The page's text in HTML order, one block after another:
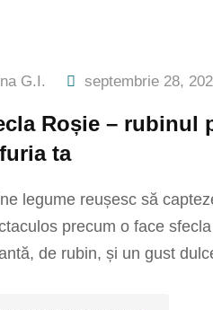
G.I. septembrie 28,
Roșie – rubinul
ta
legume reușesc să
precum o face
de rubin, și un gust